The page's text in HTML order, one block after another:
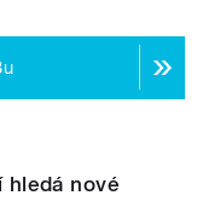
hledá nové